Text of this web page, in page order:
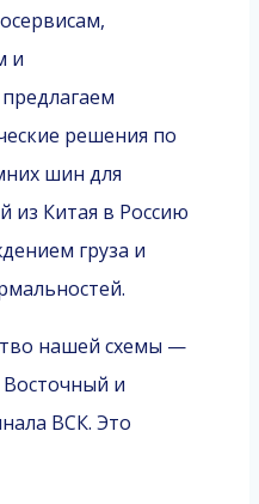
и
решения по
шин для
из Китая в Россию
груза и
нашей схемы —
и
ВСК. Это